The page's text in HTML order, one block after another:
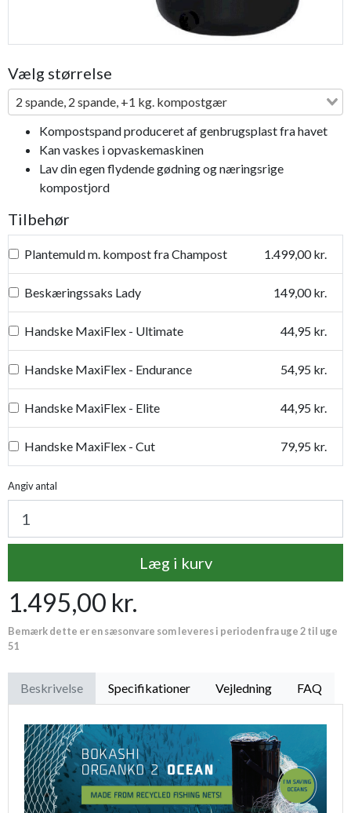
Vælg størrelse
2 spande, 2 spande, +1 kg. kompostgær
Kompostspand produceret af genbrugsplast fra havet
Kan vaskes i opvaskemaskinen
Lav din egen flydende gødning og næringsrige
kompostjord
Tilbehør
Plantemuld m. kompost fra Champost 1.499,00 kr.
Beskæringssaks Lady 149,00 kr.
Handske MaxiFlex - Ultimate 44,95 kr.
Handske MaxiFlex - Endurance 54,95 kr.
Handske MaxiFlex - Elite 44,95 kr.
Handske MaxiFlex - Cut 79,95 kr.
Handske MaxiDry
Plantetorvets grønne vandingspose 75 liter
Premium læder handske Flutter
Proffesionel vandingspose 100 liter 149,95 kr.
Angiv antal
Læg i kurv
1.495,00 kr.
Bemærk dette er en sæsonvare som leveres i perioden fra uge 2 til uge
51
Beskrivelse Specifikationer Vejledning FAQ